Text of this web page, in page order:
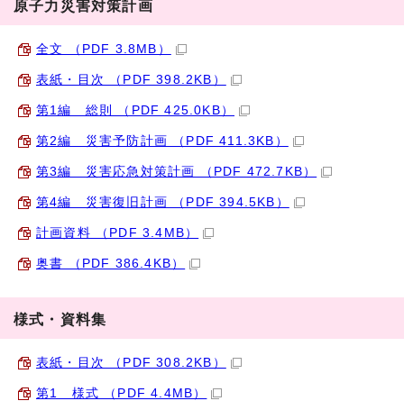
原子力災害対策計画
全文 （PDF 3.8MB）
表紙・目次 （PDF 398.2KB）
第1編 総則 （PDF 425.0KB）
第2編 災害予防計画 （PDF 411.3KB）
第3編 災害応急対策計画 （PDF 472.7KB）
第4編 災害復旧計画 （PDF 394.5KB）
計画資料 （PDF 3.4MB）
奥書 （PDF 386.4KB）
様式・資料集
表紙・目次 （PDF 308.2KB）
第1 様式 （PDF 4.4MB）